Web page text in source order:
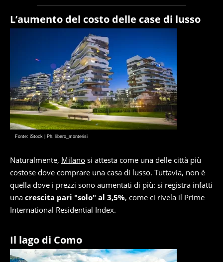
L’aumento del costo delle case di lusso
Fonte: iStock | Ph. libero_monterisi
Naturalmente, Milano si attesta come una delle città più
costose dove comprare una casa di lusso. Tuttavia, non è
quella dove i prezzi sono aumentati di più: si registra infatti
una crescita pari "solo" al 3,5%, come ci rivela il Prime
International Residential Index.
Il lago di Como